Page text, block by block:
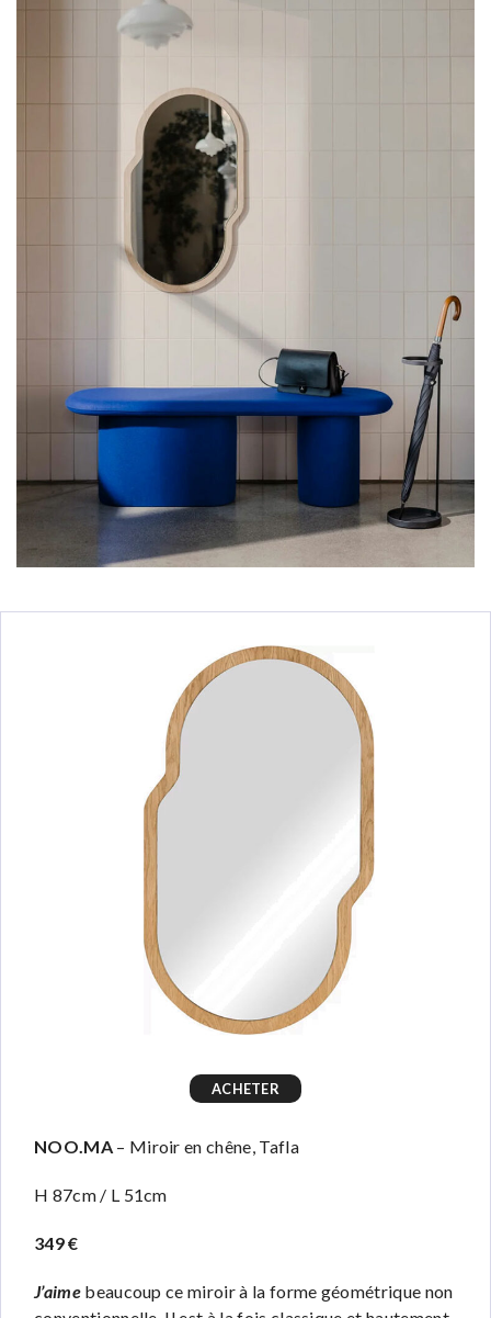
ACHETER
NOO.MA– Miroir en chêne, Tafla
H 87cm / L 51cm
349 €
J’aimebeaucoup ce miroir à la forme géométrique non